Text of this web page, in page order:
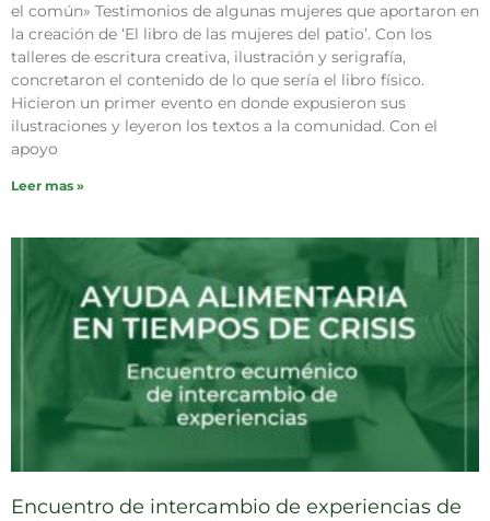
el común» Testimonios de algunas mujeres que aportaron en
la creación de ‘El libro de las mujeres del patio’. Con los
talleres de escritura creativa, ilustración y serigrafía,
concretaron el contenido de lo que sería el libro físico.
Hicieron un primer evento en donde expusieron sus
ilustraciones y leyeron los textos a la comunidad. Con el
apoyo
Leer mas »
Encuentro de intercambio de experiencias de